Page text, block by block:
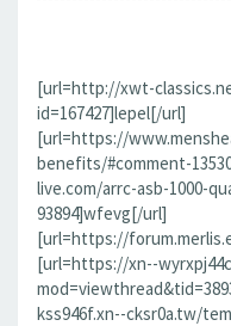
[url=http://xwt-
id=167427]lepel[/url]
[url=https://
benefits/#comment-
live.com/arrc-asb-1000-
93894]wfevg[/url]
[url=https://
[url=https://xn--
kss946f.xn--cksr0a.tw/